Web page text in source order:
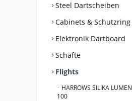
Steel Dartscheiben
Cabinets & Schutzring
Elektronik Dartboard
Schäfte
Flights
HARROWS SILIKA LUMEN
100